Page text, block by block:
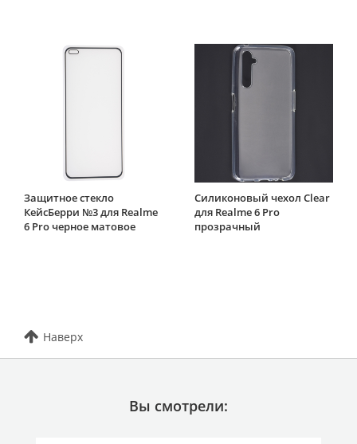
Защитное стекло
КейсБерри №3 для Realme
6 Pro черное матовое
Силиконовый чехол Clear
для Realme 6 Pro
прозрачный
Наверх
Вы смотрели: